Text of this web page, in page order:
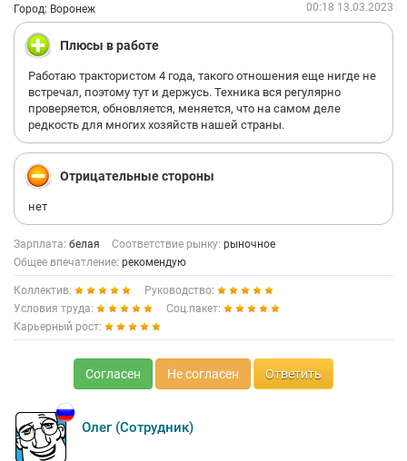
Город: Воронеж 00:18 13.03.2023
Плюсы в работе
Работаю трактористом 4 года, такого отношения еще нигде не
встречал, поэтому тут и держусь. Техника вся регулярно
проверяется, обновляется, меняется, что на самом деле
редкость для многих хозяйств нашей страны.
Отрицательные стороны
нет
Зарплата: белая Соответствие рынку: рыночное
Общее впечатление: рекомендую
Коллектив:
Руководство:
Условия труда:
Соц.пакет:
Карьерный рост:
Согласен Не согласен Ответить
Олег (Сотрудник)